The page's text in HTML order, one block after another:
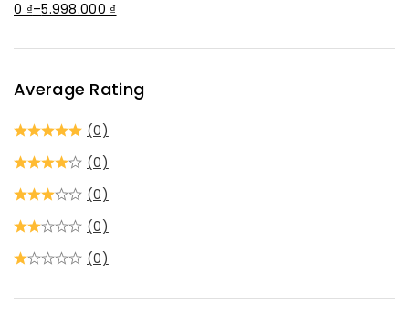
0 ₫–5.998.000 ₫
Average Rating
(0)
(0)
(0)
(0)
(0)